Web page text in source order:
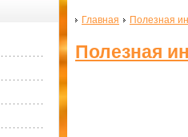
Главная Полезная
Полезная